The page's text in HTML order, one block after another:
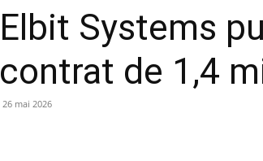
Elbit Systems
contrat de 1,4
26 mai 2026